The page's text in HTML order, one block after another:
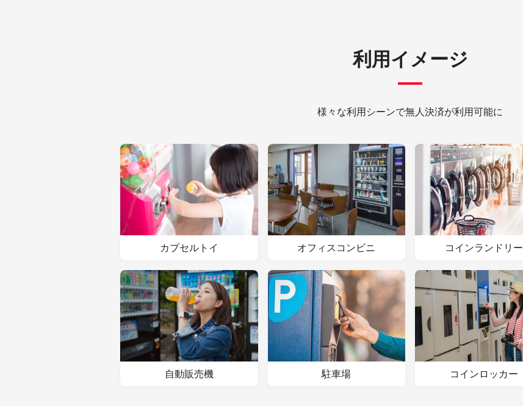
利用イメージ
様々な利用シーンで無人決済が利用可能に
カプセルトイ オフィスコンビニ コインランドリー
自動販売機 駐車場 コインロッカー